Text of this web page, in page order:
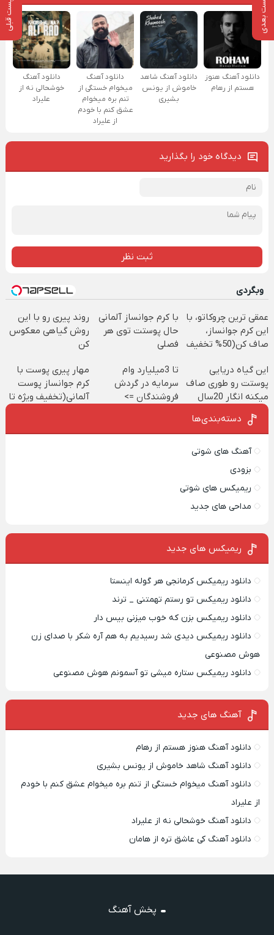
پست بعدی پست قبلی
دانلود آهنگ هنوز
هستم از رهام
دانلود آهنگ شاهد
خاموش از یونس
بشیری
دانلود آهنگ
میخوام خستگی از
تنم بره میخوام
عشق کنم با خودم
از علیراد
دانلود آهنگ
خوشحالی نه از
علیراد
دیدگاه خود را بگذارید
ثبت نظر
وبگردی
عمقی ترین چروکاتو، با
این کرم جوانساز،
صاف کن(50% تخفیف
با کرم جوانساز آلمانی
حال پوستت توی هر
فصلی
روند پیری رو با این
روش گیاهی معکوس
کن
این گیاه دریایی
پوستت رو طوری صاف
میکنه انگار 20سال
جوون شدی🔥
تا 3میلیارد وام
سرمایه در گردش
فروشندگان =>
مهار پیری پوست با
کرم جوانساز پوست
آلمانی(تخفیف ویژه تا
دسته‌بندی‌ها
آهنگ های شوتی
بزودی
ریمیکس های شوتی
مداحی های جدید
ریمیکس‌ های جدید
دانلود ریمیکس کرمانجی هر گوله اینستا
دانلود ریمیکس تو رستم تهمتنی _ ترند
دانلود ریمیکس بزن که خوب میزنی بیس دار
دانلود ریمیکس دیدی شد رسیدیم به هم آره شکر با صدای زن
هوش مصنوعی
دانلود ریمیکس ستاره میشی تو آسمونم هوش مصنوعی
آهنگ های جدید
دانلود آهنگ هنوز هستم از رهام
دانلود آهنگ شاهد خاموش از یونس بشیری
دانلود آهنگ میخوام خستگی از تنم بره میخوام عشق کنم با خودم
از علیراد
دانلود آهنگ خوشحالی نه از علیراد
دانلود آهنگ کی عاشق تره از هامان
پخش آهنگ